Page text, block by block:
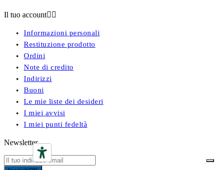
Il tuo account 
Informazioni personali
Restituzione prodotto
Ordini
Note di credito
Indirizzi
Buoni
Le mie liste dei desideri
I miei avvisi
I miei punti fedeltà
Newsletter